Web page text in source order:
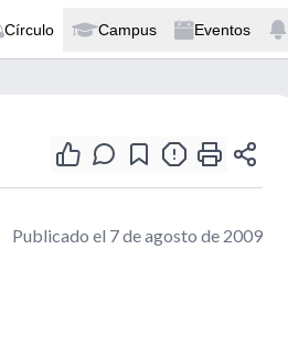
Círculo Campus Eventos
Publicado el 7 de agosto de 2009